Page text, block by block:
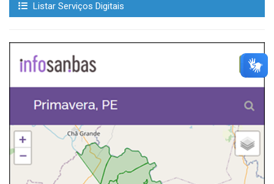
Listar Serviços Digitais